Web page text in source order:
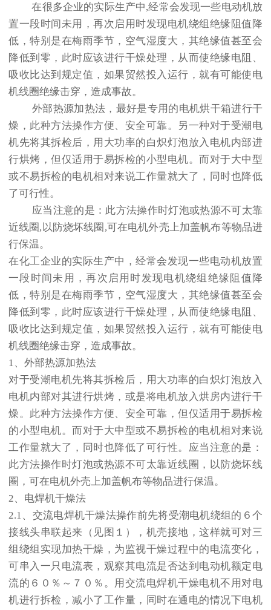
在很多企业的实际生产中,经常会发现一些电动机放
置一段时间未用，再次启用时发现电机绕组绝缘阻值降
低，特别是在梅雨季节，空气湿度大，其绝缘值甚至会
降低到零，此时应该进行干燥处理，从而使绝缘电阻、
吸收比达到规定值，如果贸然投入运行，就有可能使电
机线圈绝缘击穿，造成事故。
外部热源加热法，最好是专用的电机烘干箱进行干
燥，此种方法操作方便、安全可靠。另一种对于受潮电
机先将其拆检后，用大功率的白炽灯泡放入电机内部进
行烘烤，但仅适用于易拆检的小型电机。而对于大中型
或不易拆检的电机相对来说工作量就大了，同时也降低
了可行性。
应当注意的是：此方法操作时灯泡或热源不可太靠
近线圈,以防烧坏线圈,可在电机外壳上加盖帆布等物品进
行保温。
在化工企业的实际生产中，经常会发现一些电动机放置
一段时间未用，再次启用时发现电机绕组绝缘阻值降
低，特别是在梅雨季节，空气湿度大，其绝缘值甚至会
降低到零，此时应该进行干燥处理，从而使绝缘电阻、
吸收比达到规定值，如果贸然投入运行，就有可能使电
机线圈绝缘击穿，造成事故。
1、外部热源加热法
对于受潮电机先将其拆检后，用大功率的白炽灯泡放入
电机内部对其进行烘烤，或是将电机放入烘房内进行干
燥。此种方法操作方便、安全可靠，但仅适用于易拆检
的小型电机。而对于大中型或不易拆检的电机相对来说
工作量就大了，同时也降低了可行性。应当注意的是：
此方法操作时灯泡或热源不可太靠近线圈，以防烧坏线
圈，可在电机外壳上加盖帆布等物品进行保温。
2、电焊机干燥法
2.1、交流电焊机干燥法操作前先将受潮电机绕组的６个
接线头串联起来（见图１），机壳接地，这样就可对三
组绕组实现加热干燥，为监视干燥过程中的电流变化，
可串入一只电流表，观察其电流是否达到电动机额定电
流的６０％～７０％。用交流电焊机干燥电机不用对电
机进行拆检，减小了工作量，同时在通电的情况下电机